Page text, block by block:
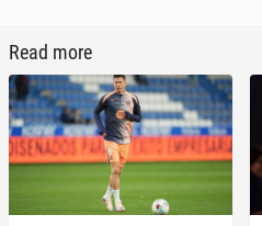
Read more